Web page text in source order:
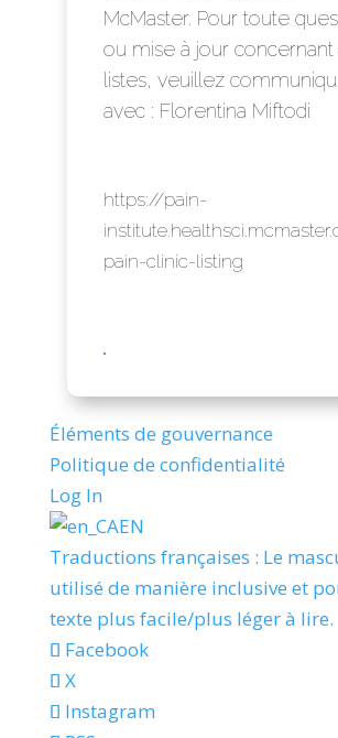
McMaster. Pour toute
ou mise à jour concernant
listes, veuillez
avec : Florentina Miftodi
https://pain-
pain-clinic-listing
Éléments de gouvernance
Politique de confidentialité
Log In
EN
Traductions françaises : Le
utilisé de manière inclusive et
texte plus facile/plus léger à lire.
Facebook
X
Instagram